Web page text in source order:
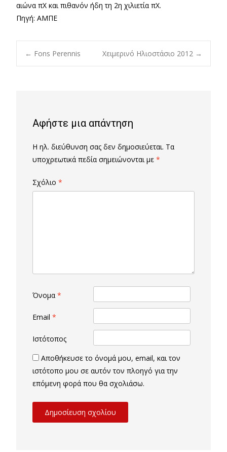
αιώνα πΧ και πιθανόν ήδη τη 2η χιλιετία πΧ.
Πηγή: ΑΜΠΕ
Post
← Fons Perennis Χειμερινό Ηλιοστάσιο 2012 →
Αφήστε μια απάντηση
Η ηλ. διεύθυνση σας δεν δημοσιεύεται. Τα
υποχρεωτικά πεδία σημειώνονται με *
Σχόλιο *
Όνομα *
Email *
Ιστότοπος
Αποθήκευσε το όνομά μου, email, και τον
ιστότοπο μου σε αυτόν τον πλοηγό για την
επόμενη φορά που θα σχολιάσω.